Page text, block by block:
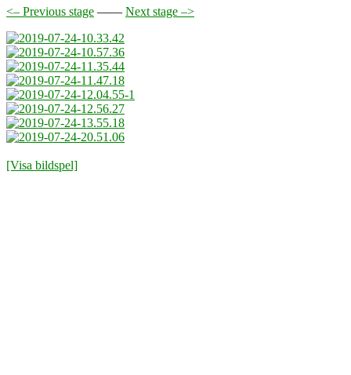
<– Previous stage —— Next stage –>
[Visa bildspel]